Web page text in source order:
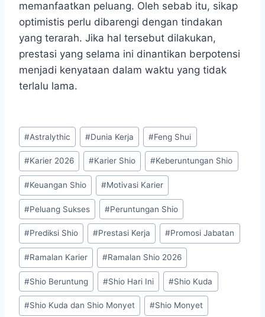
memanfaatkan peluang. Oleh sebab itu, sikap
optimistis perlu dibarengi dengan tindakan
yang terarah. Jika hal tersebut dilakukan,
prestasi yang selama ini dinantikan berpotensi
menjadi kenyataan dalam waktu yang tidak
terlalu lama.
Post
Tags:
#Astralythic #Dunia Kerja #Feng Shui
#Karier 2026 #Karier Shio #Keberuntungan Shio
#Keuangan Shio #Motivasi Karier
#Peluang Sukses #Peruntungan Shio
#Prediksi Shio #Prestasi Kerja #Promosi Jabatan
#Ramalan Karier #Ramalan Shio 2026
#Shio Beruntung #Shio Hari Ini #Shio Kuda
#Shio Kuda dan Shio Monyet #Shio Monyet